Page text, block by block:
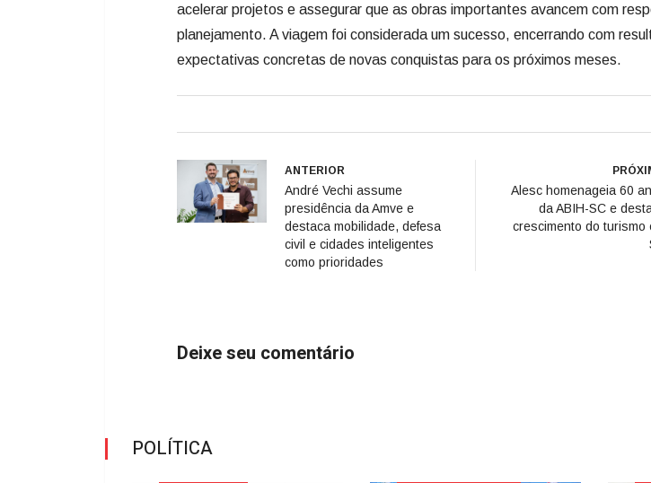
acelerar projetos e assegurar que as obras importantes avancem com
planejamento. A viagem foi considerada um sucesso, encerrando com
expectativas concretas de novas conquistas para os próximos meses.
ANTERIOR
André Vechi assume
presidência da Amve e
destaca mobilidade, defesa
civil e cidades inteligentes
como prioridades
Alesc homenageia 60
da ABIH-SC e
crescimento do turismo
Deixe seu comentário
POLÍTICA